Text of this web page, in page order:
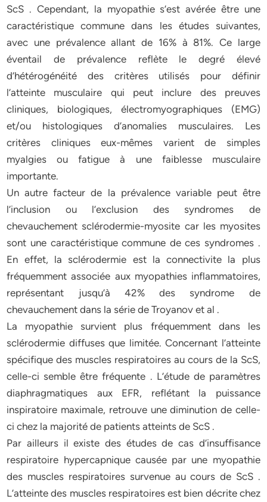
ScS . Cependant, la myopathie s’est avérée être une
caractéristique commune dans les études suivantes,
avec une prévalence allant de 16% à 81%. Ce large
éventail de prévalence reflète le degré élevé
d’hétérogénéité des critères utilisés pour définir
l’atteinte musculaire qui peut inclure des preuves
cliniques, biologiques, électromyographiques (EMG)
et/ou histologiques d’anomalies musculaires. Les
critères cliniques eux-mêmes varient de simples
myalgies ou fatigue à une faiblesse musculaire
importante.
Un autre facteur de la prévalence variable peut être
l’inclusion ou l’exclusion des syndromes de
chevauchement sclérodermie-myosite car les myosites
sont une caractéristique commune de ces syndromes .
En effet, la sclérodermie est la connectivite la plus
fréquemment associée aux myopathies inflammatoires,
représentant jusqu’à 42% des syndrome de
chevauchement dans la série de Troyanov et al .
La myopathie survient plus fréquemment dans les
sclérodermie diffuses que limitée. Concernant l’atteinte
spécifique des muscles respiratoires au cours de la ScS,
celle-ci semble être fréquente . L’étude de paramètres
diaphragmatiques aux EFR, reflétant la puissance
inspiratoire maximale, retrouve une diminution de celle-
ci chez la majorité de patients atteints de ScS .
Par ailleurs il existe des études de cas d’insuffisance
respiratoire hypercapnique causée par une myopathie
des muscles respiratoires survenue au cours de ScS .
L’atteinte des muscles respiratoires est bien décrite chez